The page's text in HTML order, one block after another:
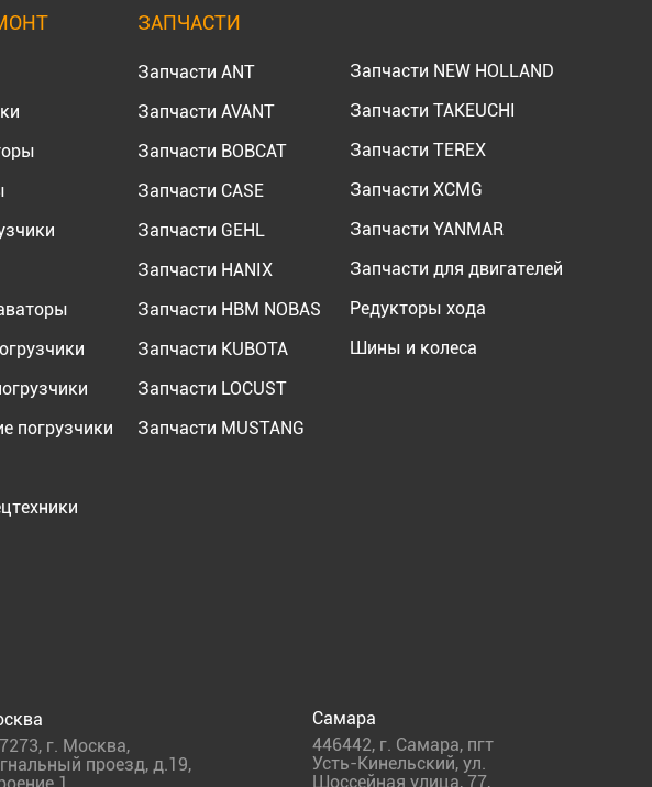
погрузчики
ЗАПЧАСТИ
Запчасти ANT
Запчасти AVANT
Запчасти BOBCAT
Запчасти CASE
Запчасти GEHL
Запчасти HANIX
Запчасти HBM NOBAS
Запчасти KUBOTA
Запчасти LOCUST
Запчасти MUSTANG
Запчасти NEW HOLLAND
Запчасти TAKEUCHI
Запчасти TEREX
Запчасти XCMG
Запчасти YANMAR
Запчасти для двигателей
Редукторы хода
Шины и колеса
, г. Москва,
проезд, д.19,
Самара
446442, г. Самара, пгт
Усть-Кинельский, ул.
Шоссейная улица, 77,